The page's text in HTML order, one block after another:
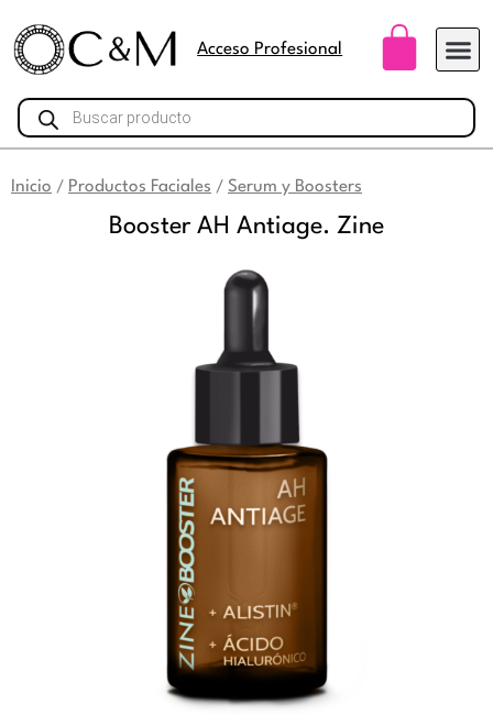
contenido
Acceso Profesional
Búsqueda
de
productos
Inicio / Productos Faciales / Serum y Boosters
Booster AH Antiage. Zine